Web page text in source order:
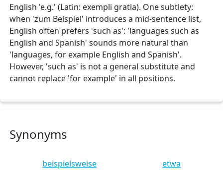
English 'e.g.' (Latin: exempli gratia). One subtlety:
when 'zum Beispiel' introduces a mid-sentence list,
English often prefers 'such as': 'languages such as
English and Spanish' sounds more natural than
'languages, for example English and Spanish'.
However, 'such as' is not a general substitute and
cannot replace 'for example' in all positions.
Synonyms
beispielsweise etwa